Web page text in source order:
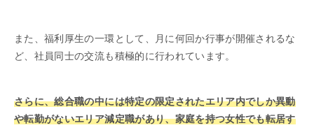
また、福利厚生の一環として、月に何回か行事が開催されるな
ど、社員同士の交流も積極的に行われています。
さらに、総合職の中には特定の限定されたエリア内でしか異動
や転勤がないエリア減定職があり、家庭を持つ女性でも転居す